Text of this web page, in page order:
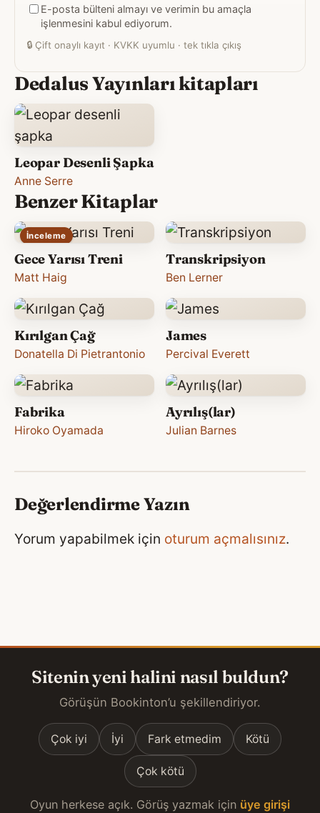
adresiniz
E-posta bülteni almayı ve verimin bu amaçla
işlenmesini kabul ediyorum.
🔒 Çift onaylı kayıt · KVKK uyumlu · tek tıkla çıkış
Dedalus Yayınları kitapları
Leopar Desenli Şapka
Anne Serre
Benzer Kitaplar
İnceleme
Gece Yarısı Treni
Matt Haig
Transkripsiyon
Ben Lerner
Kırılgan Çağ
Donatella Di Pietrantonio
James
Percival Everett
Fabrika
Hiroko Oyamada
Ayrılış(lar)
Julian Barnes
Değerlendirme Yazın
Yorum yapabilmek için oturum açmalısınız.
Sitenin yeni halini nasıl buldun?
Görüşün Bookinton’u şekillendiriyor.
Çok iyi İyi Fark etmedim Kötü
Çok kötü
Oyun herkese açık. Görüş yazmak için üye girişi